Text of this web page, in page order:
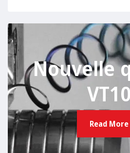
Nouvelle
VT10
Read More